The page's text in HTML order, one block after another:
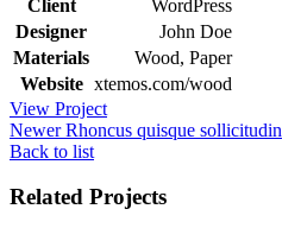
Client
WordPress
Designer
John Doe
Materials
Wood, Paper
Website xtemos.com/wood
View Project
Newer Rhoncus quisque sollicitudin
Back to list
Related Projects